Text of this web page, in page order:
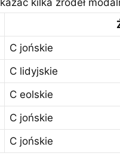
kilka źródeł
C jońskie
C lidyjskie
C eolskie
C jońskie
C jońskie